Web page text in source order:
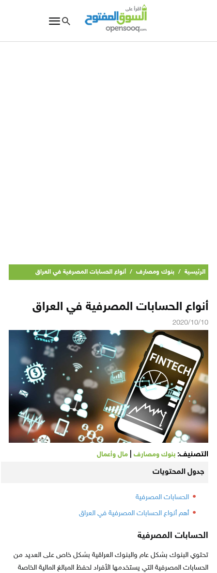
الرئيسية / بنوك ومصارف / أنواع الحسابات المصرفية في العراق
أنواع الحسابات المصرفية في العراق
2020/10/10
التصنيف: بنوك ومصارف| مال وأعمال
جدول المحتويات
الحسابات المصرفية
أهم أنواع الحسابات المصرفية في العراق
الحسابات المصرفية
تحتوي البنوك بشكل عام والبنوك العراقية بشكل خاص على العديد من
الحسابات المصرفية التي يستخدمها الأفراد لحفظ المبالغ المالية الخاصة